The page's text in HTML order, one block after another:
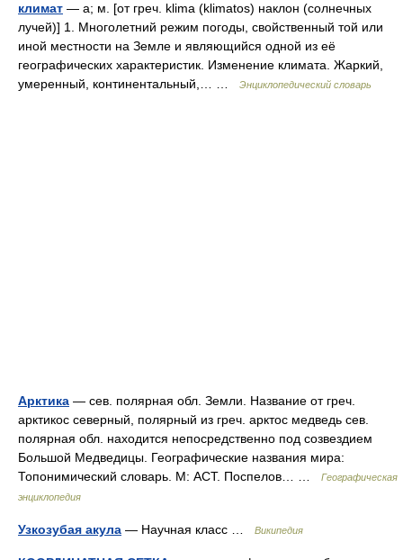
климат — а; м. [от греч. klima (klimatos) наклон (солнечных
лучей)] 1. Многолетний режим погоды, свойственный той или
иной местности на Земле и являющийся одной из её
географических характеристик. Изменение климата. Жаркий,
умеренный, континентальный,… …
Энциклопедический словарь
Арктика — сев. полярная обл. Земли. Название от греч.
арктикос северный, полярный из греч. арктос медведь сев.
полярная обл. находится непосредственно под созвездием
Большой Медведицы. Географические названия мира:
Топонимический словарь. М: АСТ. Поспелов… …
Географическая
энциклопедия
Узкозубая акула — Научная класс … Википедия